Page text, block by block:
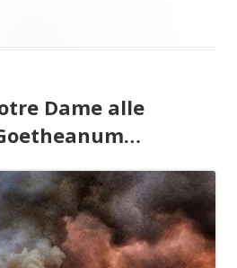
Dame alle